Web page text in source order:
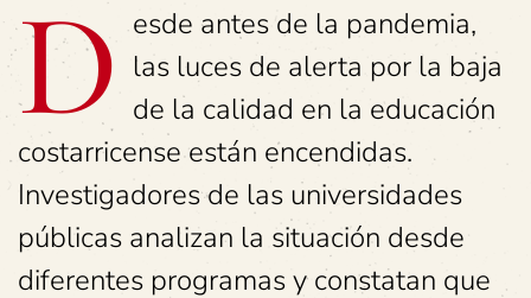
D esde antes de la pandemia,
las luces de alerta por la baja
de la calidad en la educación
costarricense están encendidas.
Investigadores de las universidades
públicas analizan la situación desde
diferentes programas y constatan que